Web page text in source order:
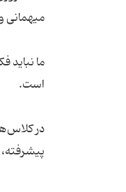
ما نباید
در